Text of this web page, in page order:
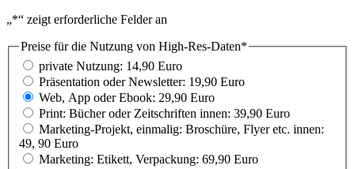
„*“ zeigt erforderliche Felder an
Preise für die Nutzung von High-Res-Daten*
private Nutzung: 14,90 Euro
Präsentation oder Newsletter: 19,90 Euro
Web, App oder Ebook: 29,90 Euro
Print: Bücher oder Zeitschriften innen: 39,90 Euro
Marketing-Projekt, einmalig: Broschüre, Flyer etc. innen:
49, 90 Euro
Marketing: Etikett, Verpackung: 69,90 Euro